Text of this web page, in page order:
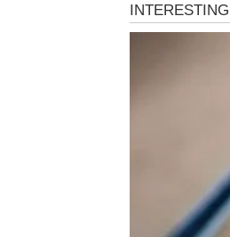
Na ljubavnom
Sve vam
Pred vama su
Bikovi konačno
ljubavni život